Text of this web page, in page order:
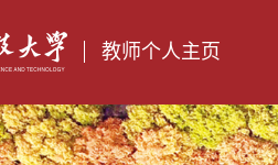
教师个人主页